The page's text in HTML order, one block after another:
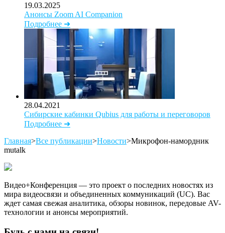
19.03.2025
Анонсы Zoom AI Companion
Подробнее ➜
28.04.2021
Сибирские кабинки Qubius для работы и переговоров
Подробнее ➜
Главная>Все публикации>Новости>Микрофон-намордник
mutalk
Видео+Конференция — это проект о последних новостях из
мира видеосвязи и объединенных коммуникаций (UC). Вас
ждет самая свежая аналитика, обзоры новинок, передовые AV-
технологии и анонсы мероприятий.